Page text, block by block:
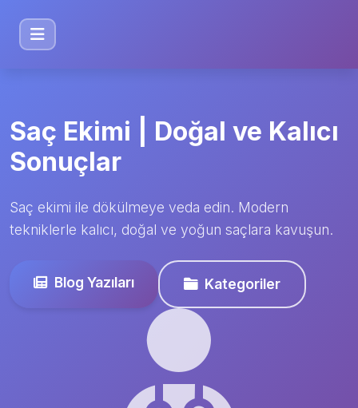
Saç Ekimi | Doğal ve Kalıcı
Sonuçlar
Saç ekimi ile dökülmeye veda edin. Modern
tekniklerle kalıcı, doğal ve yoğun saçlara kavuşun.
Blog Yazıları Kategoriler